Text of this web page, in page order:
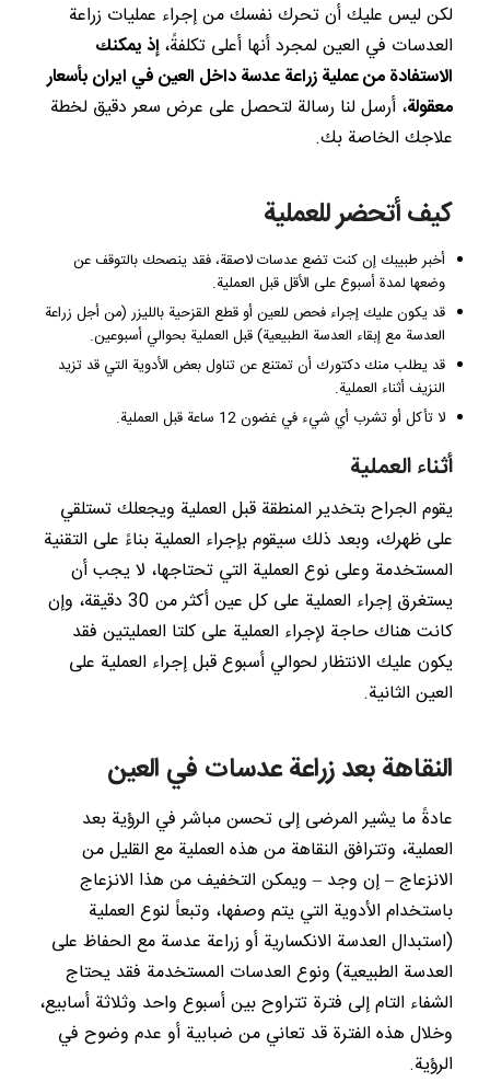
لكن ليس عليك أن تحرك نفسك من إجراء عمليات زراعة
العدسات في العين لمجرد أنها أعلى تكلفةً،إذ يمكنك
الاستفادة من عملية زراعة عدسة داخل العين في ايران بأسعار
معقولة، أرسل لنا رسالة لتحصل على عرض سعر دقيق لخطة
علاجك الخاصة بك.
كيف أتحضر للعملية
أخبر طبيبك إن كنت تضع عدسات لاصقة، فقد ينصحك بالتوقف عن
وضعها لمدة أسبوع على الأقل قبل العملية.
قد يكون عليك إجراء فحص للعين أو قطع القزحية بالليزر (من أجل زراعة
العدسة مع إبقاء العدسة الطبيعية) قبل العملية بحوالي أسبوعين.
قد يطلب منك دكتورك أن تمتنع عن تناول بعض الأدوية التي قد تزيد
النزيف أثناء العملية.
لا تأكل أو تشرب أي شيء في غضون 12 ساعة قبل العملية.
أثناء العملية
يقوم الجراح بتخدير المنطقة قبل العملية ويجعلك تستلقي
على ظهرك، وبعد ذلك سيقوم بإجراء العملية بناءً على التقنية
المستخدمة وعلى نوع العملية التي تحتاجها، لا يجب أن
يستغرق إجراء العملية على كل عين أكثر من 30 دقيقة، وإن
كانت هناك حاجة لإجراء العملية على كلتا العمليتين فقد
يكون عليك الانتظار لحوالي أسبوع قبل إجراء العملية على
العين الثانية.
النقاهة بعد زراعة عدسات في العين
عادةً ما يشير المرضى إلى تحسن مباشر في الرؤية بعد
العملية، وتترافق النقاهة من هذه العملية مع القليل من
الانزعاج – إن وجد – ويمكن التخفيف من هذا الانزعاج
باستخدام الأدوية التي يتم وصفها، وتبعاً لنوع العملية
(استبدال العدسة الانكسارية أو زراعة عدسة مع الحفاظ على
العدسة الطبيعية) ونوع العدسات المستخدمة فقد يحتاج
الشفاء التام إلى فترة تتراوح بين أسبوع واحد وثلاثة أسابيع،
وخلال هذه الفترة قد تعاني من ضبابية أو عدم وضوح في
الرؤية.